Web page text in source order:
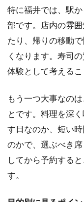
流れ
を見
る
1.4
記念
予約
一言
わる
1.5
福井
は駅
びの
特に福井では、駅
部です。店内の雰
たり、帰りの移動
くなります。寿司
体験として考えるこ
もう一つ大事なの
とです。料理を深
す日なのか、短い
のかで、選ぶべき
してから予約する
す。